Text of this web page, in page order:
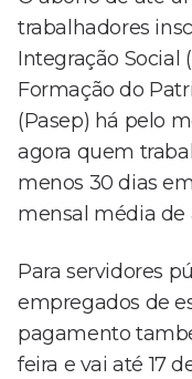
trabalhadores
Integração Social
Formação do
(Pasep) há pelo
agora quem
menos 30 dias
mensal média de
Para servidores
empregados de
pagamento
feira e vai até 17